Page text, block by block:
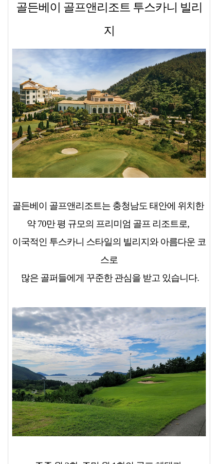
골든베이 골프앤리조트 투스카니 빌리
지
골든베이 골프앤리조트는 충청남도 태안에 위치한
약 70만 평 규모의 프리미엄 골프 리조트로,
이국적인 투스카니 스타일의 빌리지와 아름다운 코
스로
많은 골퍼들에게 꾸준한 관심을 받고 있습니다.